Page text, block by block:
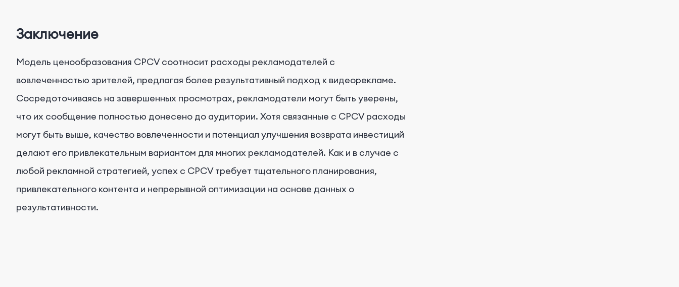
Заключение
Модель ценообразования CPCV соотносит расходы рекламодателей с
вовлеченностью зрителей, предлагая более результативный подход к видеорекламе.
Сосредоточиваясь на завершенных просмотрах, рекламодатели могут быть уверены,
что их сообщение полностью донесено до аудитории. Хотя связанные с CPCV расходы
могут быть выше, качество вовлеченности и потенциал улучшения возврата инвестиций
делают его привлекательным вариантом для многих рекламодателей. Как и в случае с
любой рекламной стратегией, успех с CPCV требует тщательного планирования,
привлекательного контента и непрерывной оптимизации на основе данных о
результативности.